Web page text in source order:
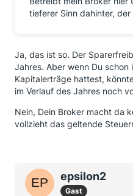
tieferer Sinn dahinter,
Ja, das ist so. Der
Jahres. Aber wenn Du
Kapitalerträge hattest,
im Verlauf des Jahres noch
Nein, Dein Broker macht da
vollzieht das geltende
epsilon2
Gast